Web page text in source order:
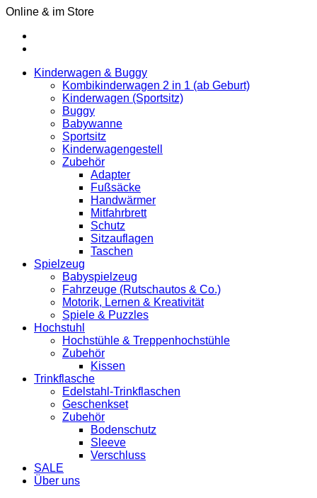
Online & im Store
Kinderwagen & Buggy
Kombikinderwagen 2 in 1 (ab Geburt)
Kinderwagen (Sportsitz)
Buggy
Babywanne
Sportsitz
Kinderwagengestell
Zubehör
Adapter
Fußsäcke
Handwärmer
Mitfahrbrett
Schutz
Sitzauflagen
Taschen
Spielzeug
Babyspielzeug
Fahrzeuge (Rutschautos & Co.)
Motorik, Lernen & Kreativität
Spiele & Puzzles
Hochstuhl
Hochstühle & Treppenhochstühle
Zubehör
Kissen
Trinkflasche
Edelstahl-Trinkflaschen
Geschenkset
Zubehör
Bodenschutz
Sleeve
Verschluss
SALE
Über uns